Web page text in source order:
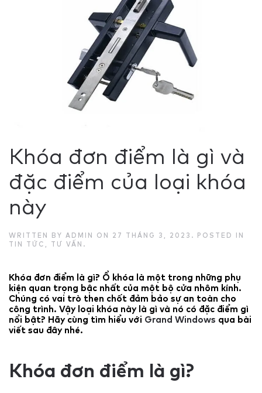
Khóa đơn điểm là gì và
đặc điểm của loại khóa
này
WRITTEN BY ADMIN ON 27 THÁNG 3, 2023 . POSTED IN
TIN TỨC , TƯ VẤN .
Khóa đơn điểm là gì? Ổ khóa là một trong những phụ
kiện quan trọng bậc nhất của một bộ cửa nhôm kính.
Chúng có vai trò then chốt đảm bảo sự an toàn cho
công trình. Vậy loại khóa này là gì và nó có đặc điểm gì
nổi bật? Hãy cùng tìm hiểu với Grand Windows qua bài
viết sau đây nhé.
Khóa đơn điểm là gì?